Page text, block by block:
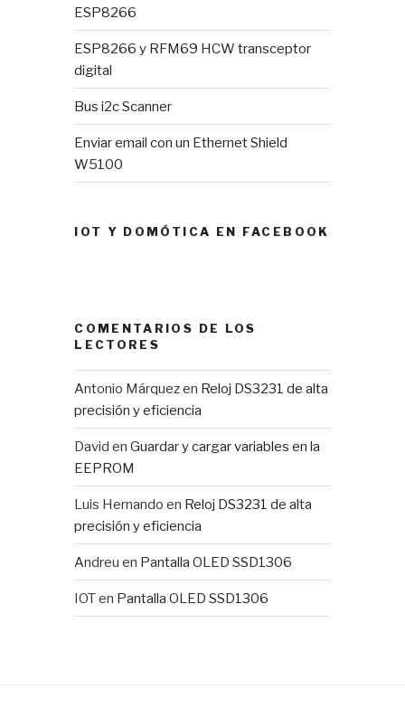
ESP8266
ESP8266 y RFM69 HCW transceptor
digital
Bus i2c Scanner
Enviar email con un Ethernet Shield
W5100
IOT Y DOMÓTICA EN FACEBOOK
COMENTARIOS DE LOS
LECTORES
Antonio Márquezen Reloj DS3231 de alta
precisión y eficiencia
David enGuardar y cargar variables en la
EEPROM
Luis Hernando en Reloj DS3231 de alta
precisión y eficiencia
Andreu en Pantalla OLED SSD1306
IOTen Pantalla OLED SSD1306